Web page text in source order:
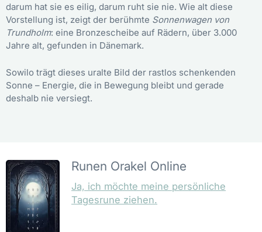
darum hat sie es eilig, darum ruht sie nie. Wie alt diese
Vorstellung ist, zeigt der berühmte Sonnenwagen von
Trundholm: eine Bronzescheibe auf Rädern, über 3.000
Jahre alt, gefunden in Dänemark.
Sowilo trägt dieses uralte Bild der rastlos schenkenden
Sonne – Energie, die in Bewegung bleibt und gerade
deshalb nie versiegt.
Runen Orakel Online
Ja, ich möchte meine persönliche
Tagesrune ziehen.